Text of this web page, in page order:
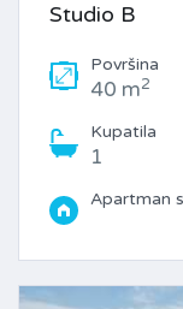
Studio B
Površina
40 m2
Kupatila
1
Apartman